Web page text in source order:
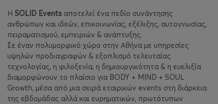
Η SOLID Events αποτελεί ένα πεδίο συνάντησης
ανθρώπων και ιδεών, επικοινωνίας, εξέλιξης, αυτογνωσίας,
πειραματισμού, εμπειριών & ανάπτυξης.
Σε έναν πολυμορφικό χώρο στην Αθήνα με υπηρεσίες
υψηλών προδιαγραφών & εξοπλισμό τελευταίας
τεχνολογίας, η φιλοξενία, η δημιουργικότητα & η ευελιξία
διαμορφώνουν το πλαίσιο για BODY + MIND + SOUL
Growth, μέσα από μια σειρά εταιρικών events στη διάρκεια
της εβδομάδας αλλά και ευρηματικών, πρωτότυπων